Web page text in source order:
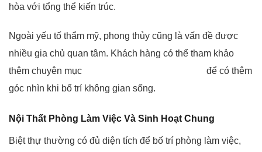
hòa với tổng thể kiến trúc.
Ngoài yếu tố thẩm mỹ, phong thủy cũng là vấn đề được
nhiều gia chủ quan tâm. Khách hàng có thể tham khảo
thêm chuyên mục
để có thêm
góc nhìn khi bố trí không gian sống.
Nội Thất Phòng Làm Việc Và Sinh Hoạt Chung
Biệt thự thường có đủ diện tích để bố trí phòng làm việc,